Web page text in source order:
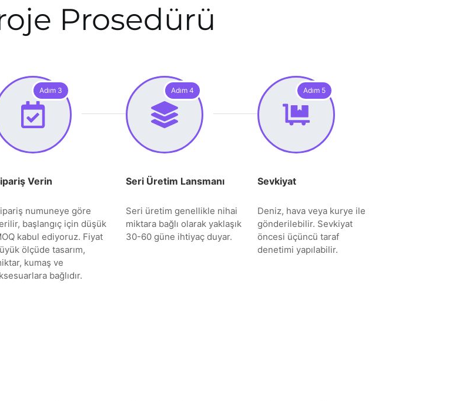
Prosedürü
Adım 3
Verin
numuneye göre
başlangıç için düşük
kabul ediyoruz. Fiyat
ölçüde tasarım,
kumaş ve
bağlıdır.
Adım 4
Seri Üretim Lansmanı
Seri üretim genellikle nihai
miktara bağlı olarak yaklaşık
30-60 güne ihtiyaç duyar.
Adım 5
Sevkiyat
Deniz, hava veya kurye ile
gönderilebilir. Sevkiyat
öncesi üçüncü taraf
denetimi yapılabilir.